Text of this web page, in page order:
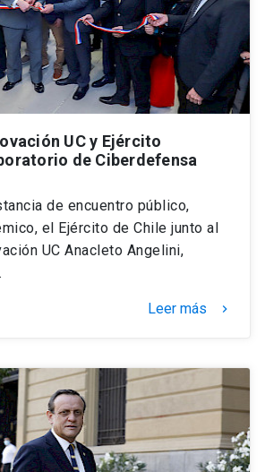
UC y Ejército
de Ciberdefensa
de encuentro público,
el Ejército de Chile junto al
UC Anacleto Angelini,
Leer más keyboard_arrow_right